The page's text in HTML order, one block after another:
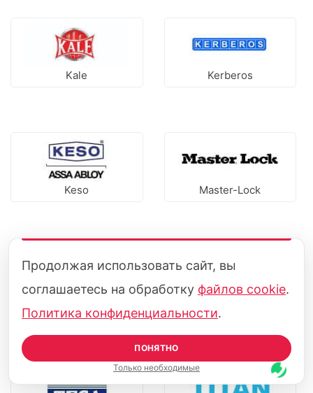
Kale Kerberos
Keso Master-Lock
Продолжая использовать сайт, вы
соглашаетесь на обработку файлов cookie.
Политика конфиденциальности.
ПОНЯТНО
Только необходимые